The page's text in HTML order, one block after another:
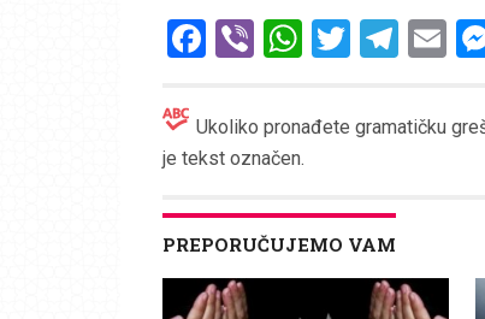
Facebook
ViberWhatsApp
Twitter
Ukoliko pronađete gramatičku
je tekst označen.
PREPORUČUJEMO VAM